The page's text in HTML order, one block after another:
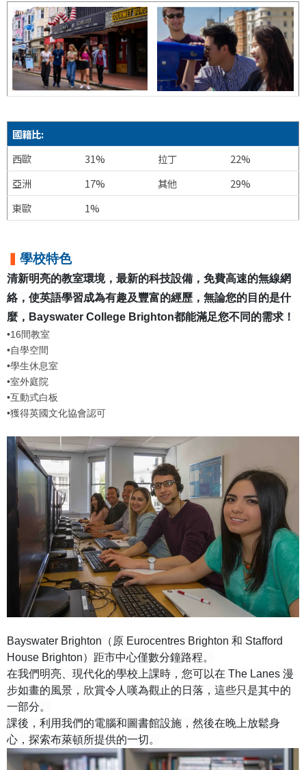
國籍比:
西歐
31% 拉丁
22%
亞洲
17% 其他
29%
東歐
1%
學校特色
清新明亮的教室環境，最新的科技設備，免費高速的無線網
絡，使英語學習成為有趣及豐富的經歷，無論您的目的是什
麼， Bayswater College Brighton都能滿足您不同的需求！
•16間教室
•自學空間
•學生休息室
•室外庭院
•互動式白板
•獲得英國文化協會認可
Bayswater Brighton（原 Eurocentres Brighton 和 Stafford
House Brighton）距市中心僅數分鐘路程。
在我們明亮、現代化的學校上課時，您可以在 The Lanes 漫
步如畫的風景，欣賞令人嘆為觀止的日落，這些只是其中的
一部分。
課後，利用我們的電腦和圖書館設施，然後在晚上放鬆身
心，探索布萊頓所提供的一切。